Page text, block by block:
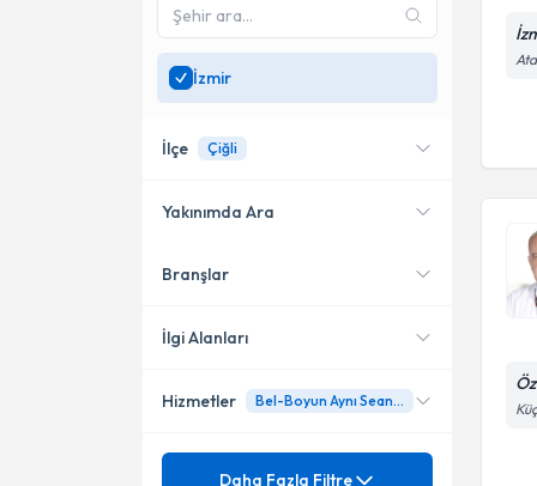
İzmir
İlçe Çiğli
Çiğli
Konak
Yakınımda Ara
Konumuma yakın uzmanları
Branşlar
Beyin ve Sinir Cerrahisi
İlgi Alanları
Ameliyatsız bel- boyun fıtığı
Hizmetler Bel-Boyun Aynı Seans Kombine Ameliyatları
Mezuniyet
Daha Fazla Filtre